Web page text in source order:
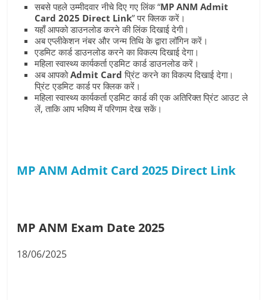
सबसे पहले उम्मीदवार नीचे दिए गए लिंक “MP ANM Admit
Card 2025 Direct Link” पर क्लिक करें।
यहाँ आपको डाउनलोड करने की लिंक दिखाई देगी।
अब एप्लीकेशन नंबर और जन्म तिथि के द्वारा लॉगिन करें।
एडमिट कार्ड डाउनलोड करने का विकल्प दिखाई देगा।
महिला स्वास्थ्य कार्यकर्ता एडमिट कार्ड डाउनलोड करें।
अब आपकोAdmit Cardप्रिंट करने का विकल्प दिखाई देगा।
प्रिंट एडमिट कार्ड पर क्लिक करें।
महिला स्वास्थ्य कार्यकर्ता एडमिट कार्ड की एक अतिरिक्त प्रिंट आउट ले
लें, ताकि आप भविष्य में परिणाम देख सकें।
MP ANM Admit Card 2025 Direct Link
MP ANM Exam Date 2025
18/06/2025